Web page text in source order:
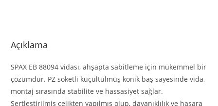
Açıklama
SPAX EB 88094 vidası, ahşapta sabitleme için mükemmel bir
çözümdür. PZ soketli küçültülmüş konik baş sayesinde vida,
montaj sırasında stabilite ve hassasiyet sağlar.
Sertleştirilmiş çelikten yapılmış olup, dayanıklılık ve hasara